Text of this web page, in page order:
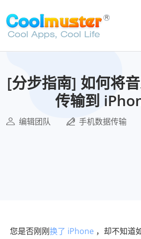
[分步指南] 如何将
传输到
编辑团队 手机数据传输
您是否刚刚换了 iPhone ，却不知道